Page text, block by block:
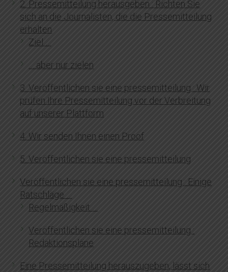
2. Pressemitteilung herausgeben : Richten Sie
sich an die Journalisten, die die Pressemitteilung
erhalten
Ziel …
… aber nur zielen
3. Veröffentlichen sie eine pressemitteilung : Wir
prüfen Ihre Pressemitteilung vor der Verbreitung
auf unserer Plattform
4. Wir senden Ihnen einen Proof
5. Veröffentlichen sie eine pressemitteilung
Veröffentlichen sie eine pressemitteilung : Einige
Ratschläge …
Regelmäßigkeit …
Veröffentlichen sie eine pressemitteilung :
Redaktionspläne
Eine Pressemitteilung herauszugeben, lässt sich